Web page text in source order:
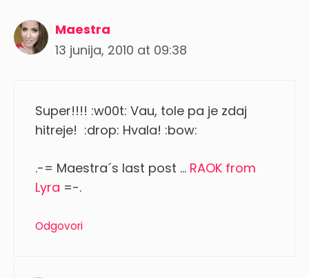
Maestra
13 junija, 2010 at 09:38
Super!!!! :w00t: Vau, tole pa je zdaj
hitreje! :drop: Hvala! :bow:
.-= Maestra´s last post … RAOK from
Lyra =-.
Odgovori